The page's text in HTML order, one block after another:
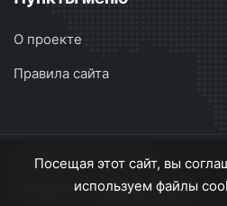
О проекте
Правила сайта
InstantCMS 2 © 2026
О проекте
Правила сайта
Посещая этот сайт, вы
используем файлы